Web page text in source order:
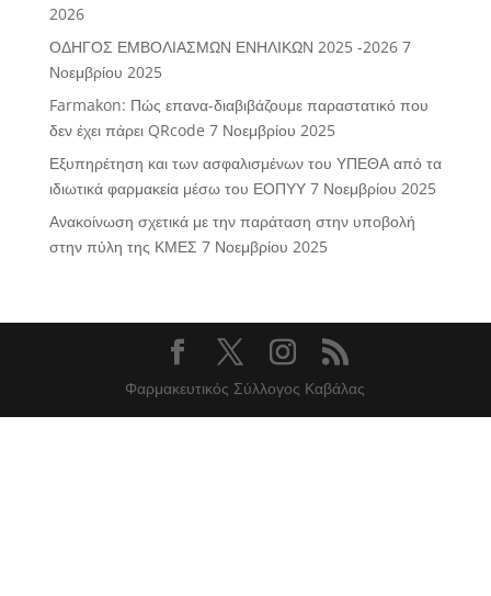
2026
ΟΔΗΓΟΣ ΕΜΒΟΛΙΑΣΜΩΝ ΕΝΗΛΙΚΩΝ 2025 -2026 7
Νοεμβρίου 2025
Farmakon: Πώς επανα-διαβιβάζουμε παραστατικό που
δεν έχει πάρει QRcode 7 Νοεμβρίου 2025
Εξυπηρέτηση και των ασφαλισμένων του ΥΠΕΘΑ από τα
ιδιωτικά φαρμακεία μέσω του ΕΟΠΥΥ 7 Νοεμβρίου 2025
Ανακοίνωση σχετικά με την παράταση στην υποβολή
στην πύλη της ΚΜΕΣ 7 Νοεμβρίου 2025
Φαρμακευτικός Σύλλογος Καβάλας